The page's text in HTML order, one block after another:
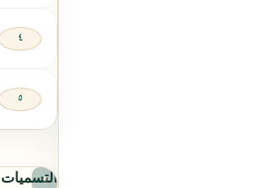
التسميات